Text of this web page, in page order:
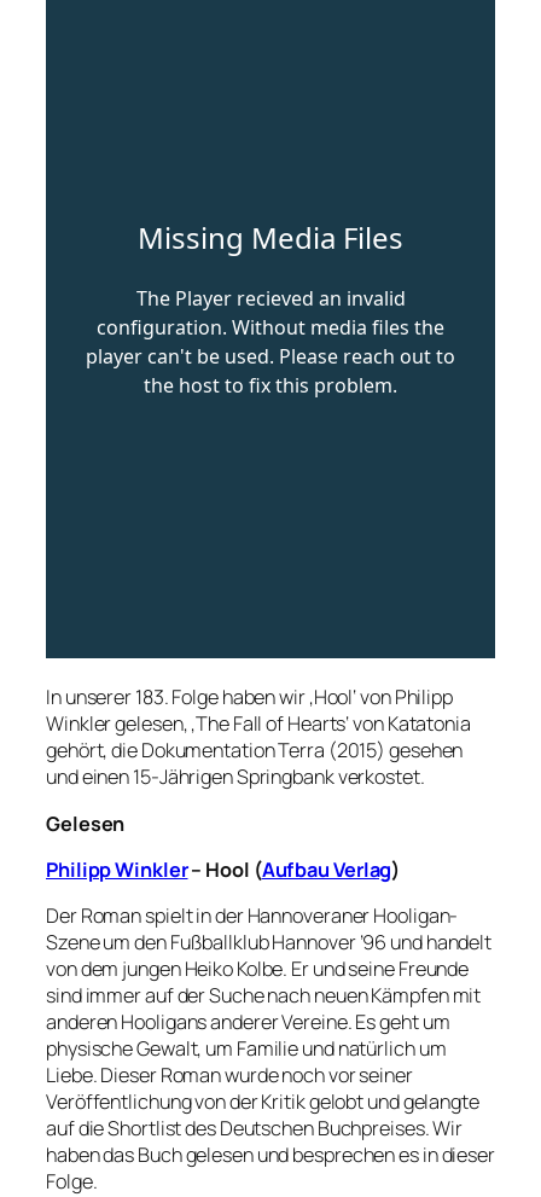
In unserer 183. Folge haben wir ‚Hool‘ von Philipp
Winkler gelesen, ‚The Fall of Hearts‘ von Katatonia
gehört, die Dokumentation Terra (2015) gesehen
und einen 15-Jährigen Springbank verkostet.
Gelesen
Philipp Winkler– Hool (Aufbau Verlag)
Der Roman spielt in der Hannoveraner Hooligan-
Szene um den Fußballklub Hannover ’96 und handelt
von dem jungen Heiko Kolbe. Er und seine Freunde
sind immer auf der Suche nach neuen Kämpfen mit
anderen Hooligans anderer Vereine. Es geht um
physische Gewalt, um Familie und natürlich um
Liebe. Dieser Roman wurde noch vor seiner
Veröffentlichung von der Kritik gelobt und gelangte
auf die Shortlist des Deutschen Buchpreises. Wir
haben das Buch gelesen und besprechen es in dieser
Folge.